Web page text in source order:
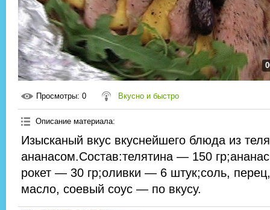
Просмотры: 0 Вкусно и быстро
Описание материала:
Изысканый вкус вкуснейшего блюда из
ананасом.Состав:телятина — 150
рокет — 30 гр;оливки — 6 штук;соль,
масло, соевый соус — по вкусу.